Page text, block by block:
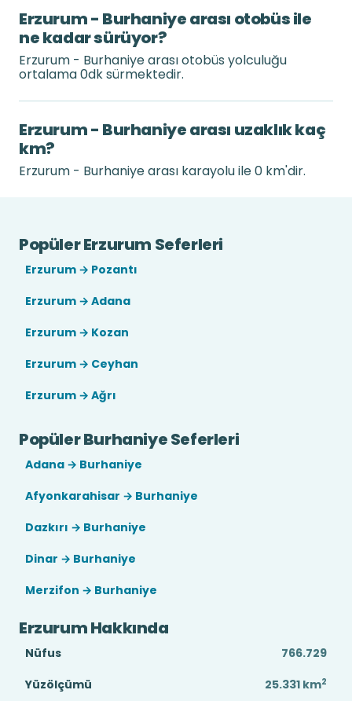
Erzurum - Burhaniye arası otobüs ile
ne kadar sürüyor?
Erzurum - Burhaniye arası otobüs yolculuğu
ortalama 0dk sürmektedir.
Erzurum - Burhaniye arası uzaklık kaç
km?
Erzurum - Burhaniye arası karayolu ile 0 km'dir.
Popüler Erzurum Seferleri
Erzurum → Pozantı
Erzurum → Adana
Erzurum → Kozan
Erzurum → Ceyhan
Erzurum → Ağrı
Popüler Burhaniye Seferleri
Adana → Burhaniye
Afyonkarahisar → Burhaniye
Dazkırı → Burhaniye
Dinar → Burhaniye
Merzifon → Burhaniye
Erzurum Hakkında
Nüfus
766.729
Yüzölçümü
25.331 km2